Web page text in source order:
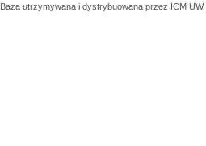
Baza utrzymywana i dystrybuowana przez ICM UW